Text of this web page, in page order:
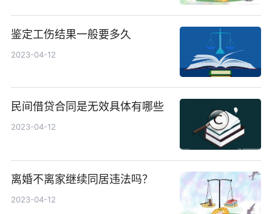
鉴定工伤结果一般要多久
2023-04-12
民间借贷合同是无效具体有哪些
2023-04-12
离婚不离家继续同居违法吗？
2023-04-12